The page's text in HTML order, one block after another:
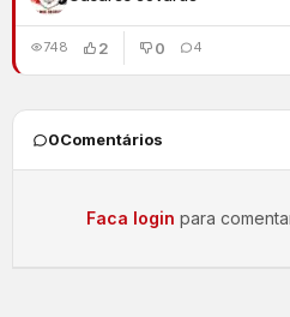
748 2 0 4
0Comentários
Faca login para